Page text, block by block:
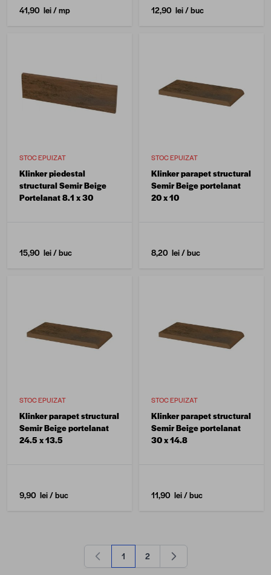
41,90 lei/ mp 12,90 lei/ buc
STOC EPUIZAT
Klinker piedestal
structural Semir Beige
Portelanat 8.1 x 30
15,90 lei/ buc
STOC EPUIZAT
Klinker parapet structural
Semir Beige portelanat
20 x 10
8,20 lei/ buc
STOC EPUIZAT
Klinker parapet structural
Semir Beige portelanat
24.5 x 13.5
9,90 lei/ buc
STOC EPUIZAT
Klinker parapet structural
Semir Beige portelanat
30 x 14.8
11,90 lei/ buc
în acest moment citești pagina
1 Pagină
2